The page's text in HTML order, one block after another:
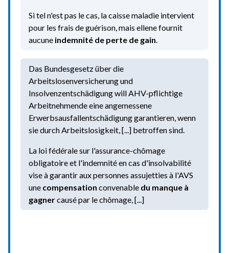
Si tel n'est pas le cas, la caisse maladie intervient
pour les frais de guérison, mais ellene fournit
aucune indemnité de perte de gain.
Das Bundesgesetz über die
Arbeitslosenversicherung und
Insolvenzentschädigung will AHV-pflichtige
Arbeitnehmende eine angemessene
Erwerbsausfallentschädigung garantieren, wenn
sie durch Arbeitslosigkeit, [...] betroffen sind.
La loi fédérale sur l'assurance-chômage
obligatoire et l'indemnité en cas d'insolvabilité
vise à garantir aux personnes assujetties à l'AVS
une compensation convenable du manque à
gagnercausé par le chômage, [...]